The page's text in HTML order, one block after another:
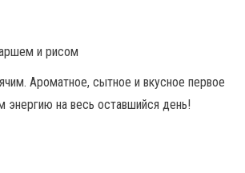
Ароматное, сытное и вкусное первое
энергию на весь оставшийся день!